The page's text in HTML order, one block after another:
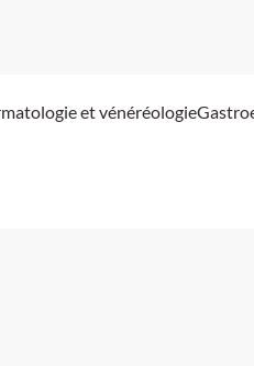
et vénéréologie